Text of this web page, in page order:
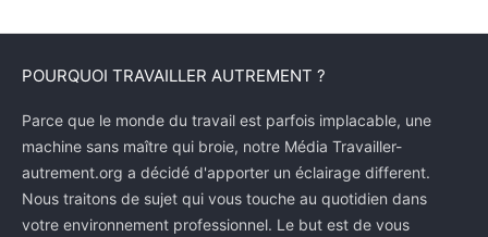
POURQUOI TRAVAILLER AUTREMENT ?
Parce que le monde du travail est parfois implacable, une
machine sans maître qui broie, notre Média Travailler-
autrement.org a décidé d'apporter un éclairage different.
Nous traitons de sujet qui vous touche au quotidien dans
votre environnement professionnel. Le but est de vous